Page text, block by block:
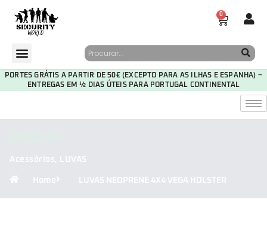
0
PORTES GRÁTIS A PARTIR DE 50€ (EXCEPTO PARA AS ILHAS E ESPANHA) –
ENTREGAS EM ½ DIAS ÚTEIS PARA PORTUGAL CONTINENTAL
Acessórios, LUVAS
Home LUVAS NEOPRENE 4X4 VEGA HOLSTER